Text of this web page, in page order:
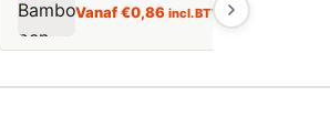
Vanaf€0,86 incl. BTW